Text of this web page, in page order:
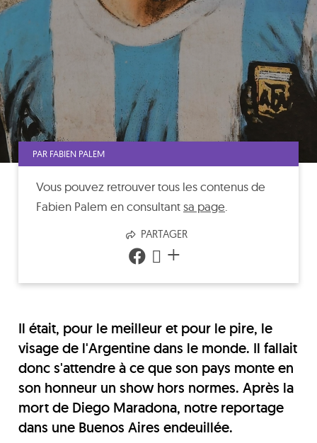
PAR FABIEN PALEM
Vous pouvez retrouver tous les contenus de
Fabien Palem en consultantsa page
PARTAGER
+
Il était, pour le meilleur et pour le pire, le
visage de l'Argentine dans le monde. Il fallait
donc s'attendre à ce que son pays monte en
son honneur un show hors normes. Après la
mort de Diego Maradona, notre reportage
dans une Buenos Aires endeuillée.